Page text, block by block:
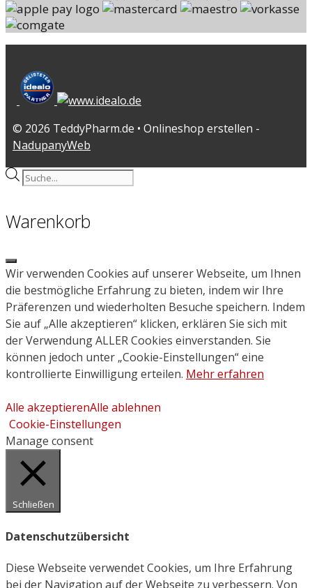
© 2026 TeddyPharm.de • Onlineshop erstellen -
NadupanyWeb
Products
Warenkorb
Close
Wir verwenden Cookies auf unserer Webseite, um Ihnen
die bestmögliche Erfahrung zu bieten, indem wir Ihre
Präferenzen und wiederholten Besuche speichern. Indem
Sie auf „Alle akzeptieren“ klicken, erklären Sie sich mit
der Verwendung ALLER Cookies einverstanden. Sie
können jedoch unter „Cookie-Einstellungen“ eine
kontrollierte Einwilligung erteilen. Mehr erfahren
Alle akzeptierenAlle ablehnen
Cookie-Einstellungen
Manage consent
Schließen
Datenschutzübersicht
Diese Webseite verwendet Cookies, um Ihre Erfahrung
bei der Navigation auf der Webseite zu verbessern. Von